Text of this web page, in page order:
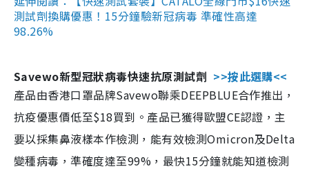
測試劑換購優惠！15分鐘驗新冠病毒 準確性高達
98.26%
Savewo新型冠狀病毒快速抗原測試劑 >>按此選購<<
產品由香港口罩品牌Savewo聯乘DEEPBLUE合作推出，
抗疫優惠價低至$18買到。產品已獲得歐盟CE認證，主
要以採集鼻液樣本作檢測，能有效檢測Omicron及Delta
變種病毒，準確度達至99%，最快15分鐘就能知道檢測